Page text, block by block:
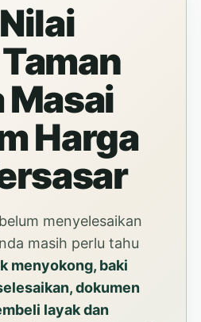
Masai
Harga
menyelesaikan
masih perlu tahu
menyokong, baki
dokumen
layak dan